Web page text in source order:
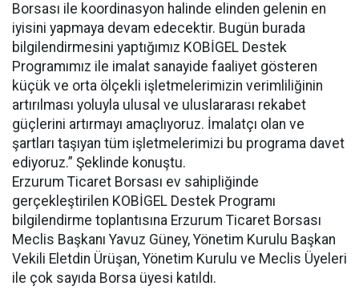
Borsası ile koordinasyon halinde elinden gelenin en
iyisini yapmaya devam edecektir. Bugün burada
bilgilendirmesini yaptığımız KOBİGEL Destek
Programımız ile imalat sanayide faaliyet gösteren
küçük ve orta ölçekli işletmelerimizin verimliliğinin
artırılması yoluyla ulusal ve uluslararası rekabet
güçlerini artırmayı amaçlıyoruz. İmalatçı olan ve
şartları taşıyan tüm işletmelerimizi bu programa davet
ediyoruz.” Şeklinde konuştu.
Erzurum Ticaret Borsası ev sahipliğinde
gerçekleştirilen KOBİGEL Destek Programı
bilgilendirme toplantısına Erzurum Ticaret Borsası
Meclis Başkanı Yavuz Güney, Yönetim Kurulu Başkan
Vekili Eletdin Ürüşan, Yönetim Kurulu ve Meclis Üyeleri
ile çok sayıda Borsa üyesi katıldı.